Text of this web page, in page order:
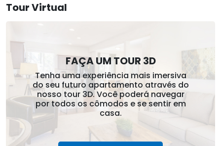
Tour Virtual
FAÇA UM TOUR 3D
Tenha uma experiência mais imersiva
do seu futuro apartamento através do
nosso tour 3D. Você poderá navegar
por todos os cômodos e se sentir em
casa.